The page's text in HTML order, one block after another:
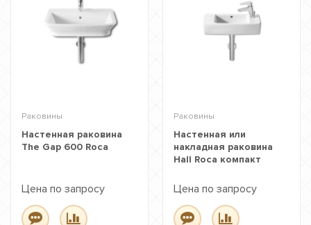
Раковины
Настенная раковина
The Gap 600 Roca
Цена по запросу
Раковины
Настенная или
накладная раковина
Hall Roca компакт
Цена по запросу